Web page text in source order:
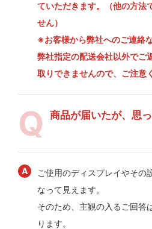
ていただきます。（他の方法
せん）
※お客様から弊社へのご連絡
弊社指定の配送会社以外でご
取りできませんので、ご注意
商品が届いたが、思
ご使用のディスプレイやその
なって見えます。
そのため、主観の入るご回答
ります。